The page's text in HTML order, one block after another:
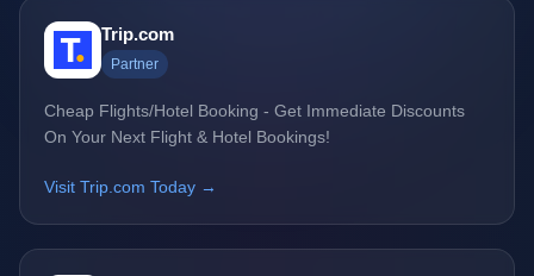
Trip.com
Partner
Cheap Flights/Hotel Booking - Get Immediate Discounts
On Your Next Flight & Hotel Bookings!
Visit Trip.com Today →